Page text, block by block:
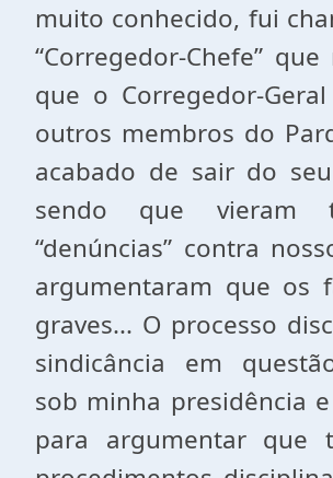
muito conhecido, fui
“Corregedor-Chefe”
que o Corregedor-
outros membros do
acabado de sair do
sendo que vieram
“denúncias” contra
argumentaram que os
graves... O processo
sindicância em
sob minha presidência
para argumentar que